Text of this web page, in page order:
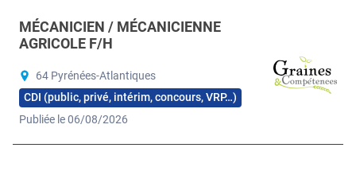
MÉCANICIEN / MÉCANICIENNE
AGRICOLE F/H
64 Pyrénées-Atlantiques
CDI (public, privé, intérim, concours, VRP…)
Publiée le 06/08/2026